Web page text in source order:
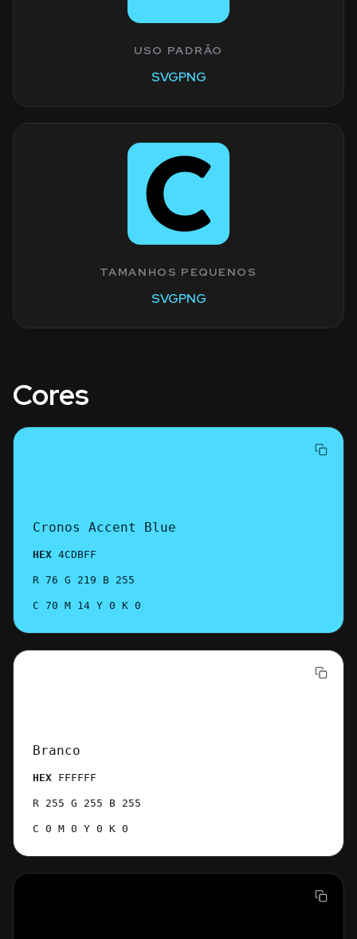
USO PADRÃO
SVGPNG
TAMANHOS PEQUENOS
SVGPNG
Cores
Cronos Accent Blue
HEX 4CDBFF
R 76 G 219 B 255
C 70 M 14 Y 0 K 0
Branco
HEX FFFFFF
R 255 G 255 B 255
C 0 M 0 Y 0 K 0